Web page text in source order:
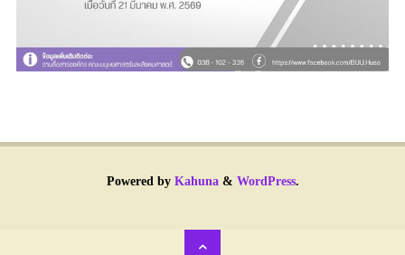
Powered byKahuna& WordPress.
Back